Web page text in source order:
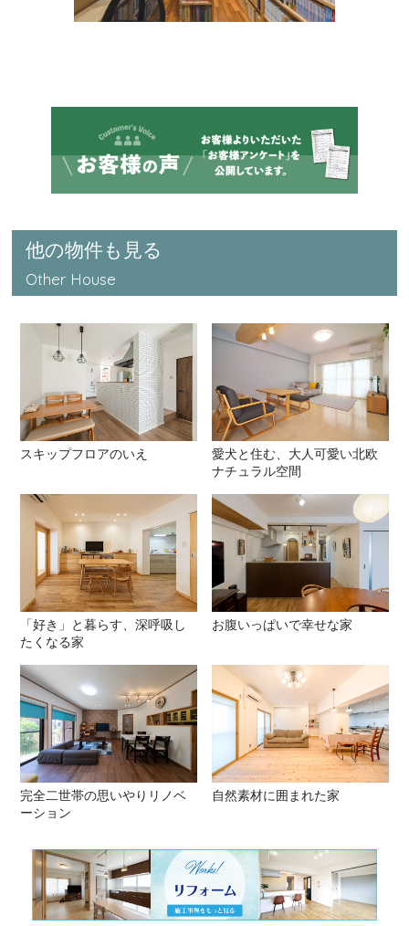
他の物件も見る
Other House
スキップフロアのいえ
愛犬と住む、大人可愛い北欧
ナチュラル空間
「好き」と暮らす、深呼吸し
たくなる家
お腹いっぱいで幸せな家
完全二世帯の思いやりリノベ
ーション
自然素材に囲まれた家